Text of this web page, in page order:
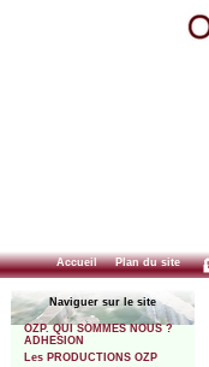
Accueil Plan du site
Naviguer sur le site
OZP. QUI SOMMES NOUS ?
ADHESION
Les PRODUCTIONS OZP